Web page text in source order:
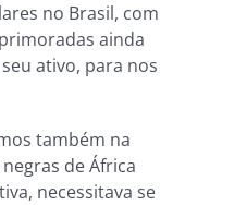
no Brasil, com
ainda
ativo, para nos
também na
de África
necessitava se